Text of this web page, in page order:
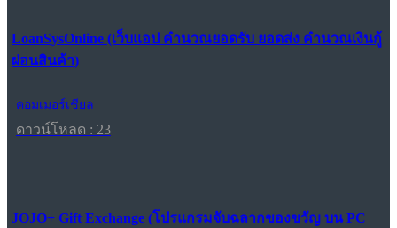
LoanSysOnline (เว็บแอป คำนวณยอดรับ ยอดส่ง คำนวณเงินกู้
ผ่อนสินค้า)
คอมเมอร์เชียล
ดาวน์โหลด : 23
JOJO+ Gift Exchange (โปรแกรมจับฉลากของขวัญ บน PC